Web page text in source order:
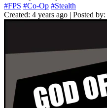
#FPS #Co-Op #Stealth
Created: 4 years ago | Posted by: